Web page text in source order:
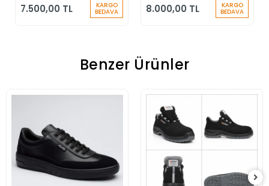
Durdurucu Keskin
7.500,00 TL KARGO
BEDAVA
Durdurucu
8.000,00 TL KARGO
BEDAVA
Benzer Ürünler